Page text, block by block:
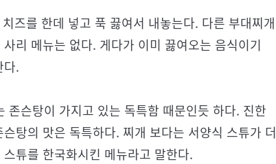
즈를 한데 넣고 푹 끓여서 내놓는다. 다른 부대찌개
리 메뉴는 없다. 게다가 이미 끓여오는 음식이기
다.
슨탕이 가지고 있는 독특함 때문인듯 하다. 진한
탕의 맛은 독특하다. 찌개 보다는 서양식 스튜가 더
튜를 한국화시킨 메뉴라고 말한다.